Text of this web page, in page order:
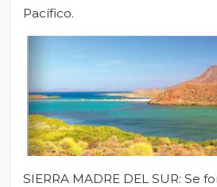
Pacífico.
SIERRA MADRE DEL SUR: Se